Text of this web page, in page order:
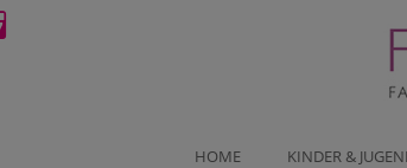
HOME KINDER &